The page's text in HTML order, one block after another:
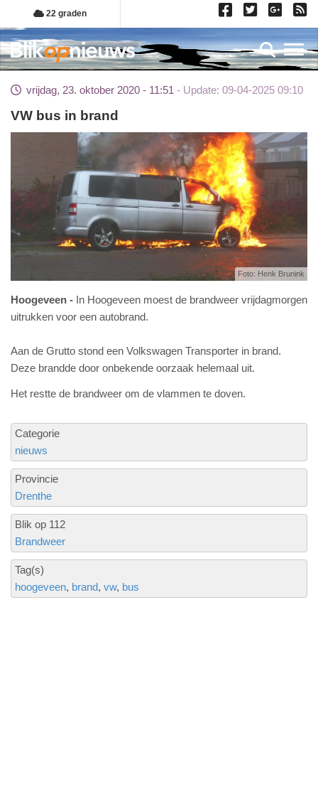
Overslaan
en
naar
de
gaan
22 graden
vrijdag, 23. oktober 2020 - 11:51 Update: 09-04-2025 09:10
VW bus in brand
Foto: Henk Brunink
Hoogeveen
In Hoogeveen moest de brandweer vrijdagmorgen
uitrukken voor een autobrand.
Aan de Grutto stond een Volkswagen Transporter in brand.
Deze brandde door onbekende oorzaak helemaal uit.
Het restte de brandweer om de vlammen te doven.
Categorie
nieuws
Provincie
Drenthe
Blik op 112
Brandweer
Tag(s)
hoogeveen brand vw bus